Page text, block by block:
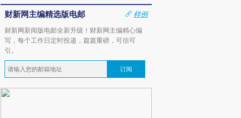
财新网主编精选版电邮
样例
财新网新闻版电邮全新升级！财新网主编精心编
写，每个工作日定时投递，篇篇重磅，可信可
引。
订阅